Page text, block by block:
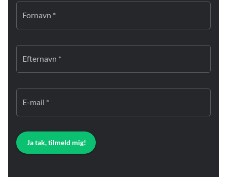
Fornavn *
Efternavn *
E-mail *
Ja tak, tilmeld mig!